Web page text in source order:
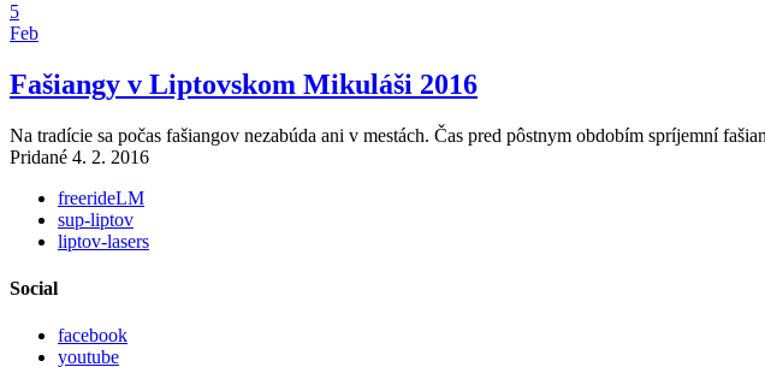
5
Feb
Fašiangy v Liptovskom Mikuláši 2016
Na tradície sa počas fašiangov nezabúda ani v mestách. Čas pred pôstnym obdobím spríjemní
Pridané 4. 2. 2016
freerideLM
sup-liptov
liptov-lasers
Social
facebook
youtube